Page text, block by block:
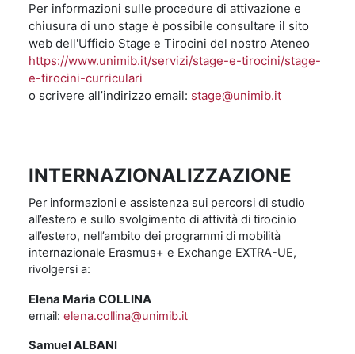
Per informazioni sulle procedure di attivazione e
chiusura di uno stage è possibile consultare il sito
web dell'Ufficio Stage e Tirocini del nostro Ateneo
https://www.unimib.it/servizi/stage-e-tirocini/stage-
e-tirocini-curriculari
o scrivere all’indirizzo email: stage@unimib.it
INTERNAZIONALIZZAZIONE
Per informazioni e assistenza sui percorsi di studio
all’estero e sullo svolgimento di attività di tirocinio
all’estero, nell’ambito dei programmi di mobilità
internazionale Erasmus+ e Exchange EXTRA-UE,
rivolgersi a:
Elena Maria COLLINA
email: elena.collina@unimib.it
Samuel ALBANI